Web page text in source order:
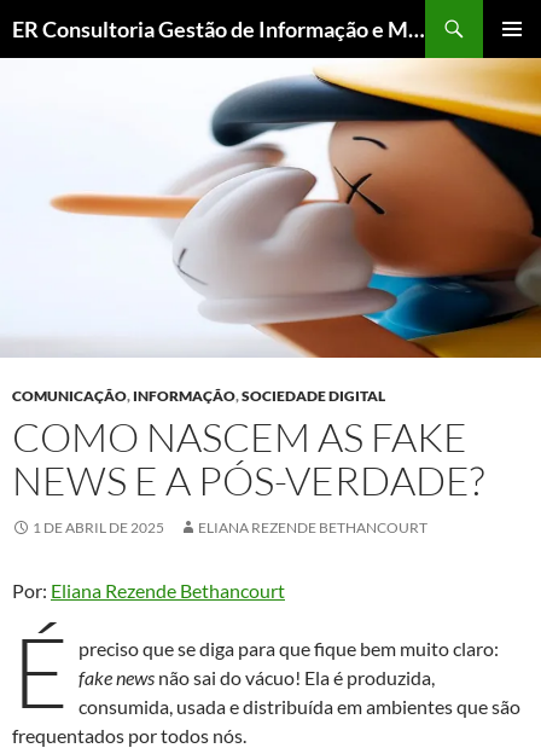
ER Consultoria Gestão de Informação e Memória Institucional
MENU
COMUNICAÇÃO, INFORMAÇÃO,SOCIEDADE DIGITAL
COMO NASCEM AS FAKE
NEWS E A PÓS-VERDADE?
1 DE ABRIL DE 2025 ELIANA REZENDE BETHANCOURT
Por: Eliana Rezende Bethancourt
É
preciso que se diga para que fique bem muito claro:
fake news não sai do vácuo! Ela é produzida,
consumida, usada e distribuída em ambientes que são
frequentados por todos nós.